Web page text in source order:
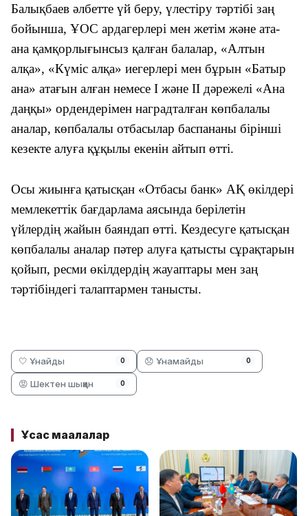
Балықбаев әлбетте үй беру, үлестіру тәртібі заң
бойынша, ҰОС ардагерлері мен жетім және ата-
ана қамқорлығынсыз қалған балалар, «Алтын
алқа», «Күміс алқа» иегерлері мен бұрын «Батыр
ана» атағын алған немесе І және ІІ дәрежелі «Ана
даңқы» ордендерімен наградталған көпбалалы
аналар, көпбалалы отбасылар баспананы бірінші
кезекте алуға құқылы екенін айтып өтті.
Осы жиынға қатысқан «Отбасы банк» АҚ өкілдері
мемлекеттік бағдарлама аясында берілетін
үйлердің жайын баяндап өтті. Кездесуге қатысқан
көпбалалы аналар пәтер алуға қатысты сұрақтарын
қойып, ресми өкілдердің жауаптары мен заң
тәртібіндегі талаптармен танысты.
🤍 Ұнайды 0 😞 Ұнамайды 0
😡 Шектен шыққан 0
Ұқсас мақалалар